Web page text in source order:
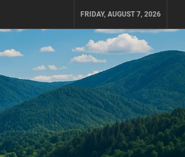
FRIDAY, AUGUST 7, 2026